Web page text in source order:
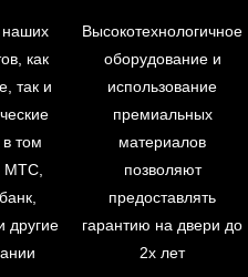
как
так и
том
МТС,
другие
Высокотехнологичное
оборудование и
использование
премиальных
материалов
позволяют
предоставлять
гарантию на двери до
2х лет